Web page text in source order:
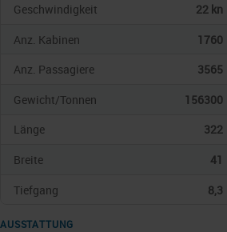
Geschwindigkeit
22 kn
Anz. Kabinen
1760
Anz. Passagiere
3565
Gewicht/Tonnen
156300
Länge
322
Breite
41
Tiefgang
8,3
AUSSTATTUNG